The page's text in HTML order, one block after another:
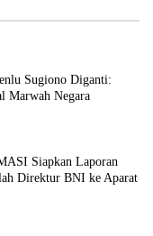
Sugiono Diganti:
Marwah Negara
Siapkan Laporan
Direktur BNI ke Aparat